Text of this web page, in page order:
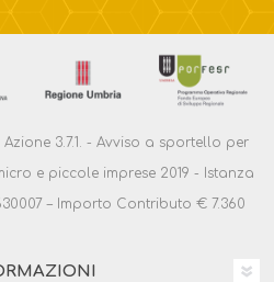
Azione 3.7.1. - Avviso a sportello per
e piccole imprese 2019 - Istanza
– Importo Contributo € 7.360